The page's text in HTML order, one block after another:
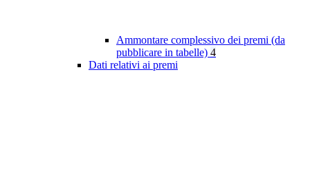
Ammontare complessivo dei premi (da
pubblicare in tabelle) 4
Dati relativi ai premi